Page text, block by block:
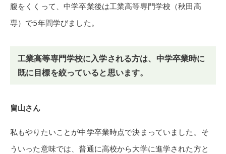
腹をくくって、中学卒業後は工業高等専門学校（秋田高
専）で5年間学びました。
工業高等専門学校に入学される方は、中学卒業時に
既に目標を絞っていると思います。
畠山さん
私もやりたいことが中学卒業時点で決まっていました。そ
ういった意味では、普通に高校から大学に進学された方と